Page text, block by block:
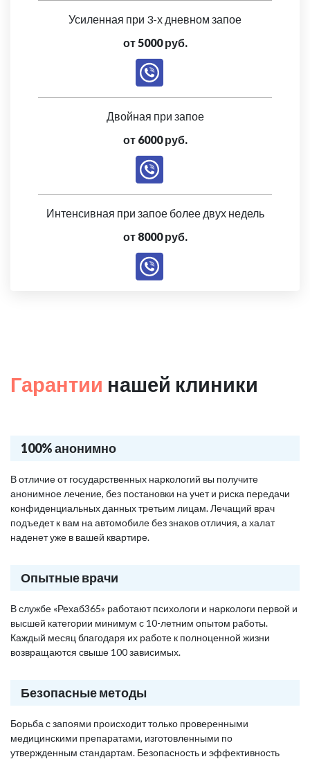
Усиленная при 3-х дневном запое
от 5000 руб.
Двойная при запое
от 6000 руб.
Интенсивная при запое более двух недель
от 8000 руб.
Гарантии нашей клиники
100% анонимно
В отличие от государственных наркологий вы получите
анонимное лечение, без постановки на учет и риска передачи
конфиденциальных данных третьим лицам. Лечащий врач
подъедет к вам на автомобиле без знаков отличия, а халат
наденет уже в вашей квартире.
Опытные врачи
В службе «Рехаб365» работают психологи и наркологи первой и
высшей категории минимум с 10-летним опытом работы.
Каждый месяц благодаря их работе к полноценной жизни
возвращаются свыше 100 зависимых.
Безопасные методы
Борьба с запоями происходит только проверенными
медицинскими препаратами, изготовленными по
утвержденным стандартам. Безопасность и эффективность